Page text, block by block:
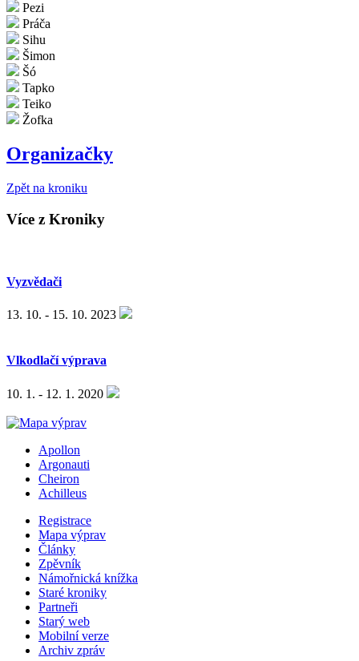
Pezi
Práča
Sihu
Šimon
Šó
Tapko
Teiko
Žofka
Organizačky
Zpět na kroniku
Více z Kroniky
Vyzvědači
13. 10. - 15. 10. 2023
Vlkodlačí výprava
10. 1. - 12. 1. 2020
Apollon
Argonauti
Cheiron
Achilleus
Registrace
Mapa výprav
Články
Zpěvník
Námořnická knížka
Staré kroniky
Partneři
Starý web
Mobilní verze
Archiv zpráv